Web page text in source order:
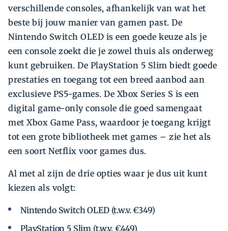
verschillende consoles, afhankelijk van wat het
beste bij jouw manier van gamen past. De
Nintendo Switch OLED is een goede keuze als je
een console zoekt die je zowel thuis als onderweg
kunt gebruiken. De PlayStation 5 Slim biedt goede
prestaties en toegang tot een breed aanbod aan
exclusieve PS5-games. De Xbox Series S is een
digital game-only console die goed samengaat
met Xbox Game Pass, waardoor je toegang krijgt
tot een grote bibliotheek met games – zie het als
een soort Netflix voor games dus.
Al met al zijn de drie opties waar je dus uit kunt
kiezen als volgt:
Nintendo Switch OLED (t.w.v. €349)
PlayStation 5 Slim (t.w.v. €449)